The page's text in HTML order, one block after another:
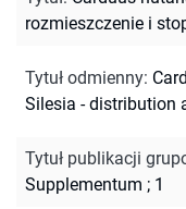
rozmieszczenie i
Tytuł odmienny:
Silesia - distribution
Tytuł publikacji
Supplementum ; 1